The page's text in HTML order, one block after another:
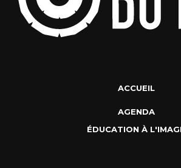
ACCUEIL
AGENDA
ÉDUCATION À